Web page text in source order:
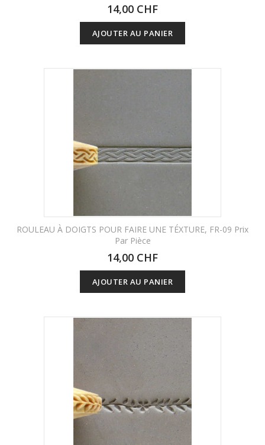
14,00 CHF
AJOUTER AU PANIER
ROULEAU À DOIGTS POUR FAIRE UNE TÉXTURE, FR-09 Prix
Par Pièce
14,00 CHF
AJOUTER AU PANIER